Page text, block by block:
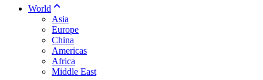
World
Asia
Europe
China
Americas
Africa
Middle East